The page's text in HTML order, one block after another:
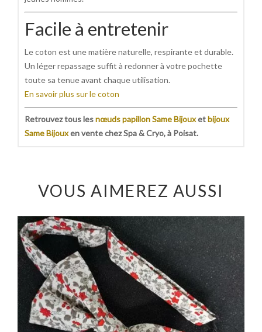
Facile à entretenir
Le coton est une matière naturelle, respirante et durable.
Un léger repassage suffit à redonner à votre pochette
toute sa tenue avant chaque utilisation.
En savoir plus sur le coton
Retrouvez tous lesnœuds papillon Same Bijouxetbijoux
Same Bijouxen vente chez Spa & Cryo, à Poisat.
VOUS AIMEREZ AUSSI